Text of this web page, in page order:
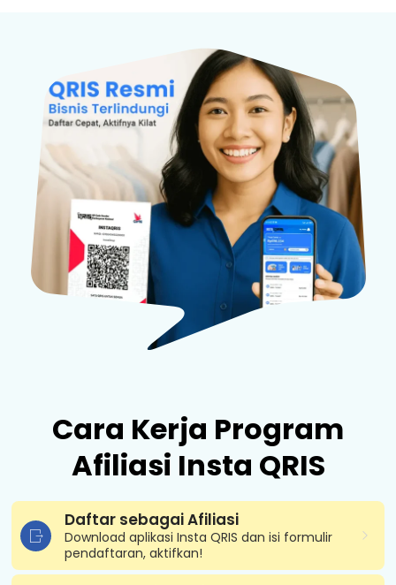
Cara Kerja Program
Afiliasi Insta QRIS
Daftar sebagai Afiliasi
Download aplikasi Insta QRIS dan isi formulir
pendaftaran, aktifkan!